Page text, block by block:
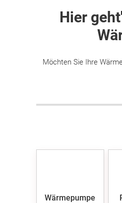
Hier
Möchten Sie Ihre
Wärmepumpe